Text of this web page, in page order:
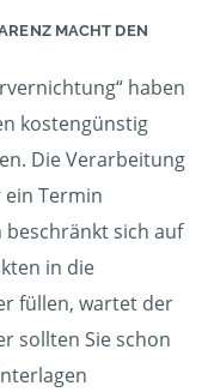
MACHT DEN
haben
kostengünstig
Die Verarbeitung
Termin
sich auf
in die
füllen, wartet der
sollten Sie schon